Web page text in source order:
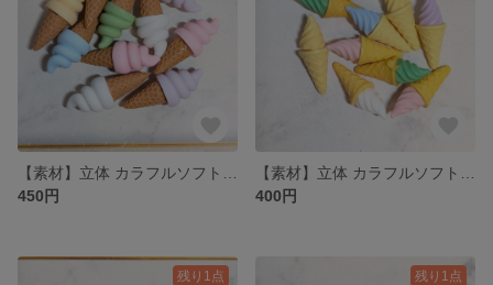
450円
400円
残り1点 残り1点